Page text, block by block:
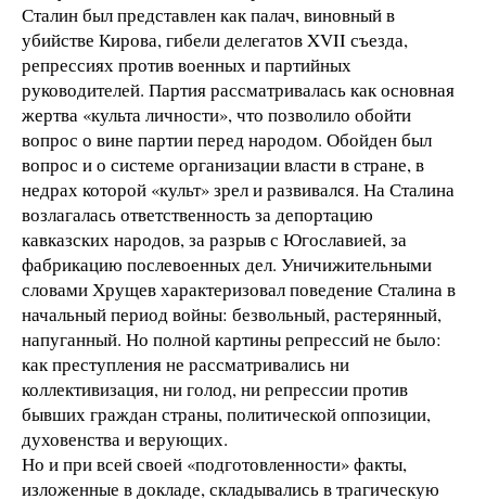
Сталин был представлен как палач, виновный в
убийстве Кирова, гибели делегатов XVII съезда,
репрессиях против военных и партийных
руководителей. Партия рассматривалась как основная
жертва «культа личности», что позволило обойти
вопрос о вине партии перед народом. Обойден был
вопрос и о системе организации власти в стране, в
недрах которой «культ» зрел и развивался. На Сталина
возлагалась ответственность за депортацию
кавказских народов, за разрыв с Югославией, за
фабрикацию послевоенных дел. Уничижительными
словами Хрущев характеризовал поведение Сталина в
начальный период войны: безвольный, растерянный,
напуганный. Но полной картины репрессий не было:
как преступления не рассматривались ни
коллективизация, ни голод, ни репрессии против
бывших граждан страны, политической оппозиции,
духовенства и верующих.
Но и при всей своей «подготовленности» факты,
изложенные в докладе, складывались в трагическую